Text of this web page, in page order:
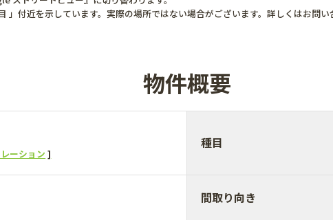
付近を示しています。実際の場所ではない場合がございます。詳しくはお問い
物件概要
ーション
種目
間取り向き